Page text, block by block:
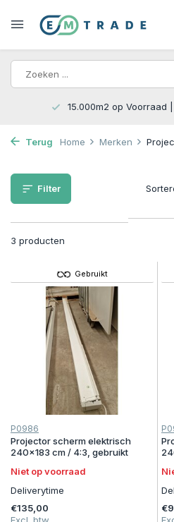
15.000m2 op Voorraad
Terug Home Merken
Filter
3 producten
Gebruikt
P0986
Projector scherm elektrisch
240x183 cm / 4:3, gebruikt
Niet op voorraad
Deliverytime
€135,00
Excl. btw